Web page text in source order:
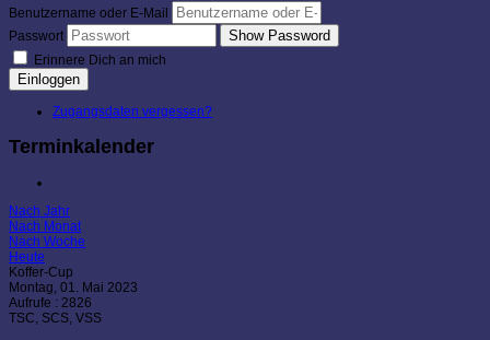
Benutzername oder E-Mail
Passwort
Show Password
Erinnere Dich an mich
Einloggen
Zugangsdaten vergessen?
Terminkalender
Nach Jahr
Nach Monat
Nach Woche
Heute
Koffer-Cup
Montag, 01. Mai 2023
Aufrufe : 2826
TSC, SCS, VSS